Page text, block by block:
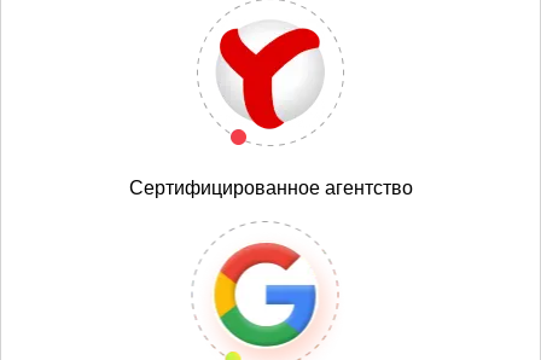
Сертифицированное агентство